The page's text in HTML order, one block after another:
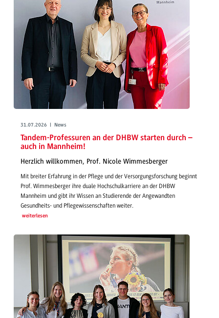
31.07.2026 | News
Tandem-Professuren an der DHBW starten durch –
auch in Mannheim!
Herzlich willkommen, Prof. Nicole Wimmesberger
Mit breiter Erfahrung in der Pflege und der Versorgungsforschung beginnt
Prof. Wimmesberger ihre duale Hochschulkarriere an der DHBW
Mannheim und gibt ihr Wissen an Studierende der Angewandten
Gesundheits- und Pflegewissenschaften weiter.
weiterlesen